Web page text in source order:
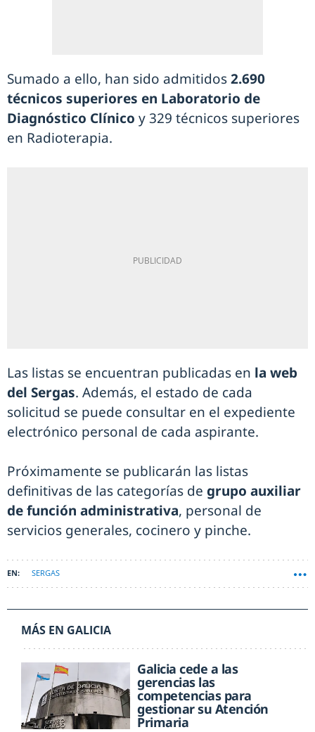
Sumado a ello, han sido admitidos2.690
técnicos superiores en Laboratorio de
Diagnóstico Clínico y 329 técnicos superiores
en Radioterapia.
Las listas se encuentran publicadas en la web
del Sergas. Además, el estado de cada
solicitud se puede consultar en el expediente
electrónico personal de cada aspirante.
Próximamente se publicarán las listas
definitivas de las categorías de grupo auxiliar
de función administrativa, personal de
servicios generales, cocinero y pinche.
SERGAS
MÁS EN GALICIA
Galicia cede a las
gerencias las
competencias para
gestionar su Atención
Primaria